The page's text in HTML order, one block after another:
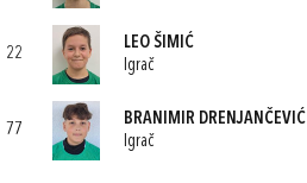
22
LEO ŠIMIĆ
Igrač
77
BRANIMIR DRENJANČEVIĆ
Igrač